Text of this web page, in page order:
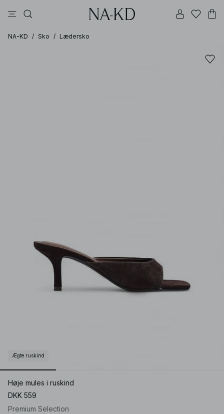
NA-KD / Sko / Lædersko
Ægte ruskind
Høje mules i ruskind
DKK 559
Premium Selection